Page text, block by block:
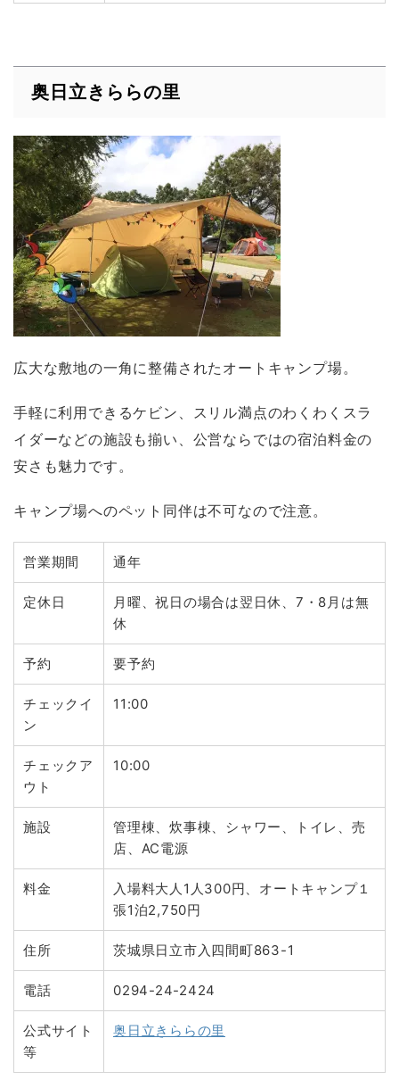
奥日立きららの里
広大な敷地の一角に整備されたオートキャンプ場。
手軽に利用できるケビン、スリル満点のわくわくスラ
イダーなどの施設も揃い、公営ならではの宿泊料金の
安さも魅力です。
キャンプ場へのペット同伴は不可なので注意。
営業期間 通年
定休日
月曜、祝日の場合は翌日休、7・8月は無
休
予約 要予約
チェックイ
ン
11:00
チェックア
ウト
10:00
施設
管理棟、炊事棟、シャワー、トイレ、売
店、AC電源
料金
入場料大人1人300円、オートキャンプ１
張1泊2,750円
住所 茨城県日立市入四間町863-1
電話 0294-24-2424
公式サイト
等
奥日立きららの里